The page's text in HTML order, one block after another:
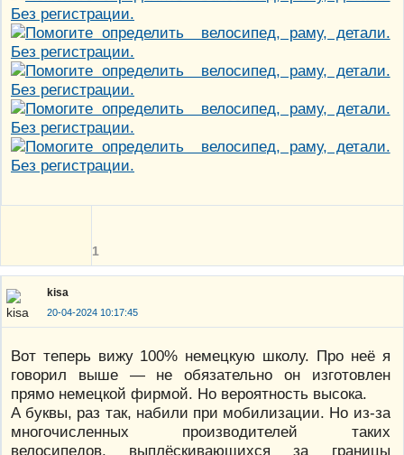
1
kisa
20-04-2024 10:17:45
Вот теперь вижу 100% немецкую школу. Про неё я
говорил выше — не обязательно он изготовлен
прямо немецкой фирмой. Но вероятность высока.
А буквы, раз так, набили при мобилизации. Но из-за
многочисленных производителей таких
велосипедов, выплёскивающихся за границы